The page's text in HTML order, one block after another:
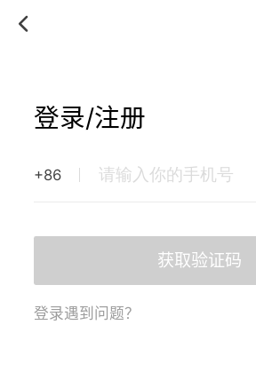
登录/注册
+86
获取验证码
登录遇到问题？